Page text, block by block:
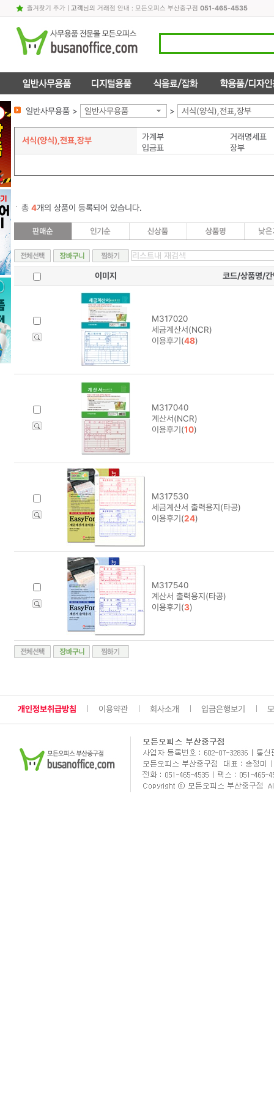
즐겨찾기 추가| 고객님의 거래점 안내 : 모든오피스 부산중구점 051-465-4535
일반사무용품 > 일반사무용품 > 서식(양식),전표,장부
서식(양식),전표,장부 가계부
거래명세표
입금표
장부
총 4개의 상품이 등록되어 있습니다.
이미지 코드/상품명/간
M317020
세금계산서(NCR)
이용후기(48)
M317040
계산서(NCR)
이용후기(10)
M317530
세금계산서 출력용지(타공)
이용후기(24)
M317540
계산서 출력용지(타공)
이용후기(3)
개인정보취급방침 이용약관 회사소개 입금은행보기